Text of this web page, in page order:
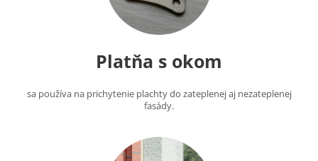
Platňa s okom
sa používa na prichytenie plachty do zateplenej aj nezateplenej
fasády.